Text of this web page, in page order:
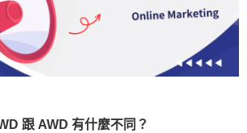
跟 AWD 有什麼不同？